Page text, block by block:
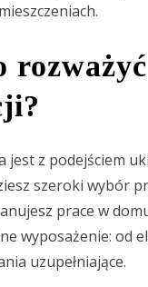
z podejściem
szeroki wybór
prace w
wyposażenie: od
uzupełniające.